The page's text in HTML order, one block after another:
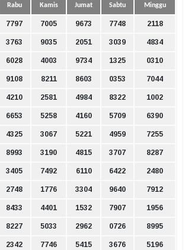
Rabu Kamis Jumat Sabtu Minggu
7797 7005 9673 7748 2118
3763 9035 2051 3039 4834
6028 4003 9734 1325 0310
9108 8211 8603 0353 7044
4210 2581 4984 8322 1002
6653 5258 4160 5709 6390
4325 3067 5221 4959 7255
8993 3190 4815 3707 8287
3405 7492 6110 6422 2480
2748 1776 3304 9640 7912
8433 4401 1532 7907 1956
8227 5033 2962 0726 8995
2342 7746 5415 3676 5196